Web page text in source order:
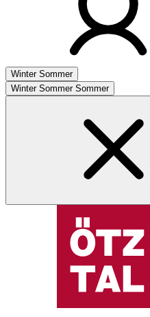
Winter Sommer
Winter Sommer Sommer